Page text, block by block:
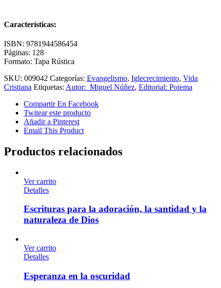
Características:
ISBN: 9781944586454
Páginas: 128
Formato: Tapa Rústica
SKU: 009042 Categorías: Evangelismo, Iglecrecimiento, Vida
Cristiana Etiquetas: Autor: Miguel Núñez, Editorial: Poiema
Compartir En Facebook
Twitear este producto
Añadir a Pinterest
Email This Product
Productos relacionados
Ver carrito
Detalles
Escrituras para la adoración, la santidad y la
naturaleza de Dios
Ver carrito
Detalles
Esperanza en la oscuridad